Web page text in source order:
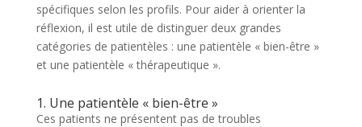
spécifiques selon les profils. Pour aider à orienter la
réflexion, il est utile de distinguer deux grandes
catégories de patientèles : une patientèle « bien-être »
et une patientèle « thérapeutique ».
1. Une patientèle « bien-être »
Ces patients ne présentent pas de troubles